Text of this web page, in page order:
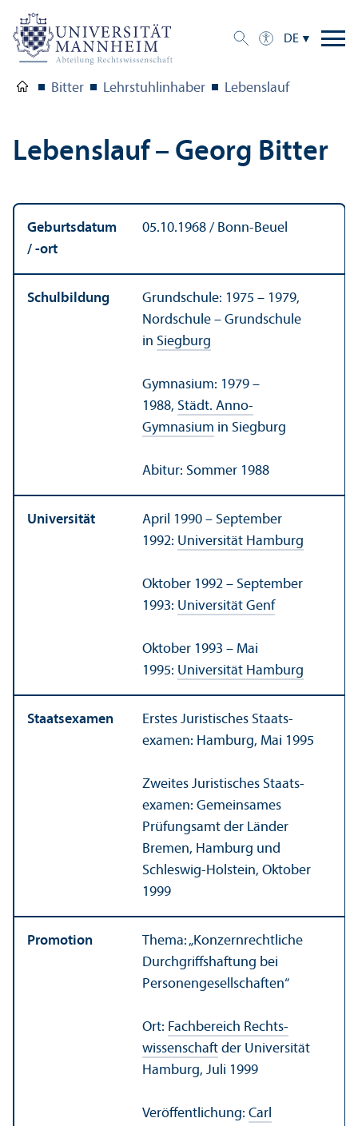
DE
Bitter Lehr­stuhl­inhaber Lebens­lauf
Lebens­lauf – Georg Bitter
Geburtsdatum
/ -ort
05.10.1968 / Bonn-Beuel
Schulbildung
Grundschule: 1975 – 1979,
Nordschule – Grundschule
in Siegburg
Gymnasium: 1979 –
1988, Städt. Anno-
Gymnasium in Siegburg
Abitur: Sommer 1988
Universität
April 1990 – September
1992: Universität Hamburg
Oktober 1992 – September
1993: Universität Genf
Oktober 1993 – Mai
1995: Universität Hamburg
Staats­examen
Erstes Juristisches Staats­
examen: Hamburg, Mai 1995
Zweites Juristisches Staats­
examen: Gemeinsames
Prüfungs­amt der Länder
Bremen, Hamburg und
Schleswig-Holstein, Oktober
1999
Promotion
Thema: „Konzernrechtliche
Durchgriffshaftung bei
Personen­gesellschaften“
Ort: Fach­bereich Rechts­
wissenschaft der Universität
Hamburg, Juli 1999
Veröffentlichung: Carl